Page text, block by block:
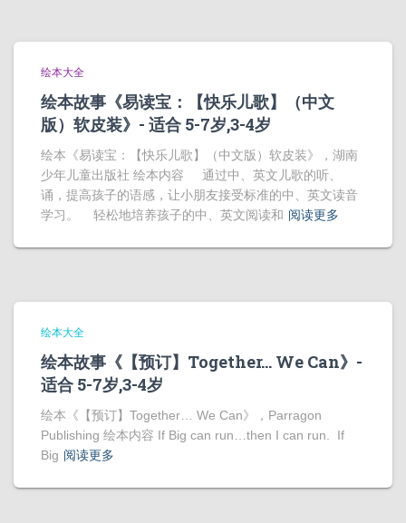
绘本大全
绘本故事《易读宝：【快乐儿歌】（中文
版）软皮装》- 适合 5-7岁,3-4岁
绘本《易读宝：【快乐儿歌】（中文版）软皮装》，湖南
少年儿童出版社 绘本内容 通过中、英文儿歌的听、
诵，提高孩子的语感，让小朋友接受标准的中、英文读音
学习。 轻松地培养孩子的中、英文阅读和 阅读更多
绘本大全
绘本故事《【预订】Together… We Can》-
适合 5-7岁,3-4岁
绘本《【预订】Together… We Can》，Parragon
Publishing 绘本内容 If Big can run…then I can run. If
Big 阅读更多